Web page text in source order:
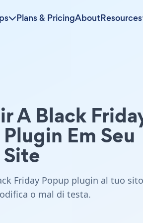
Plans & PricingAboutResources
A Black
Em Seu
Site
Friday Popup plugin al tuo sito
o mal di testa.